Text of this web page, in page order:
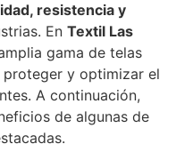
resistencia y
En Textil Las
gama de telas
proteger y optimizar el
A continuación,
de algunas de